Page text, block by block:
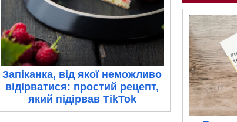
Запіканка, від якої неможливо
відірватися: простий рецепт,
який підірвав TikTok